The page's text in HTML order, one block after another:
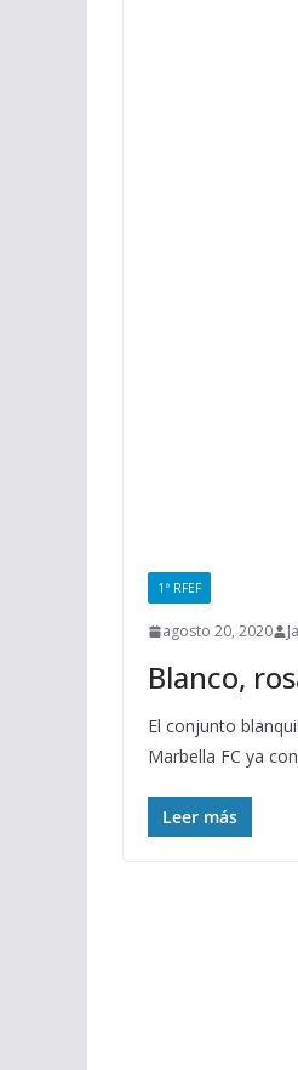
1ª RFEF
agosto 20, 2020
Blanco,
El conjunto
Marbella FC ya
Leer más